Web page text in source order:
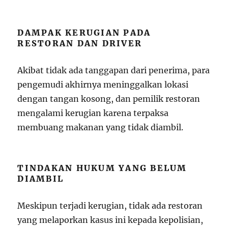
DAMPAK KERUGIAN PADA
RESTORAN DAN DRIVER
Akibat tidak ada tanggapan dari penerima, para
pengemudi akhirnya meninggalkan lokasi
dengan tangan kosong, dan pemilik restoran
mengalami kerugian karena terpaksa
membuang makanan yang tidak diambil.
TINDAKAN HUKUM YANG BELUM
DIAMBIL
Meskipun terjadi kerugian, tidak ada restoran
yang melaporkan kasus ini kepada kepolisian,